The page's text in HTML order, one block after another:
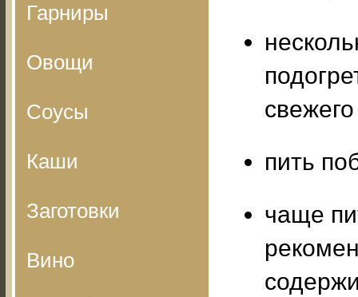
Гарниры
Овощи
Соусы
Каши
Заготовки
Вино
пить
чаще